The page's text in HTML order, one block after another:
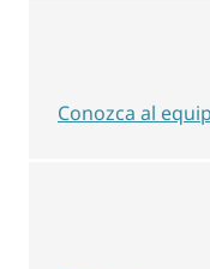
Conozca al